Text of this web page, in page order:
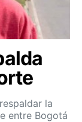
la
entre Bogotá